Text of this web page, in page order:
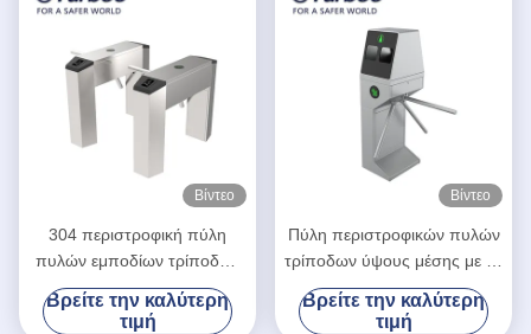
Βίντεο
304 περιστροφική πύλη
πυλών εμποδίων τρίποδων
SUS για το για τους πεζούς
έλεγχο προσπέλασης
Βρείτε την καλύτερη
τιμή
Βίντεο
Πύλη περιστροφικών πυλών
τρίποδων ύψους μέσης με τη
λειτουργία απολύμανσης
Βρείτε την καλύτερη
τιμή